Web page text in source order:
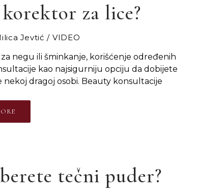
za lice?
Jevtić
VIDEO
negu ili šminkanje, korišćenje određenih
kao najsigurniju opciju da dobijete
dragoj osobi. Beauty konsultacije
tečni puder?